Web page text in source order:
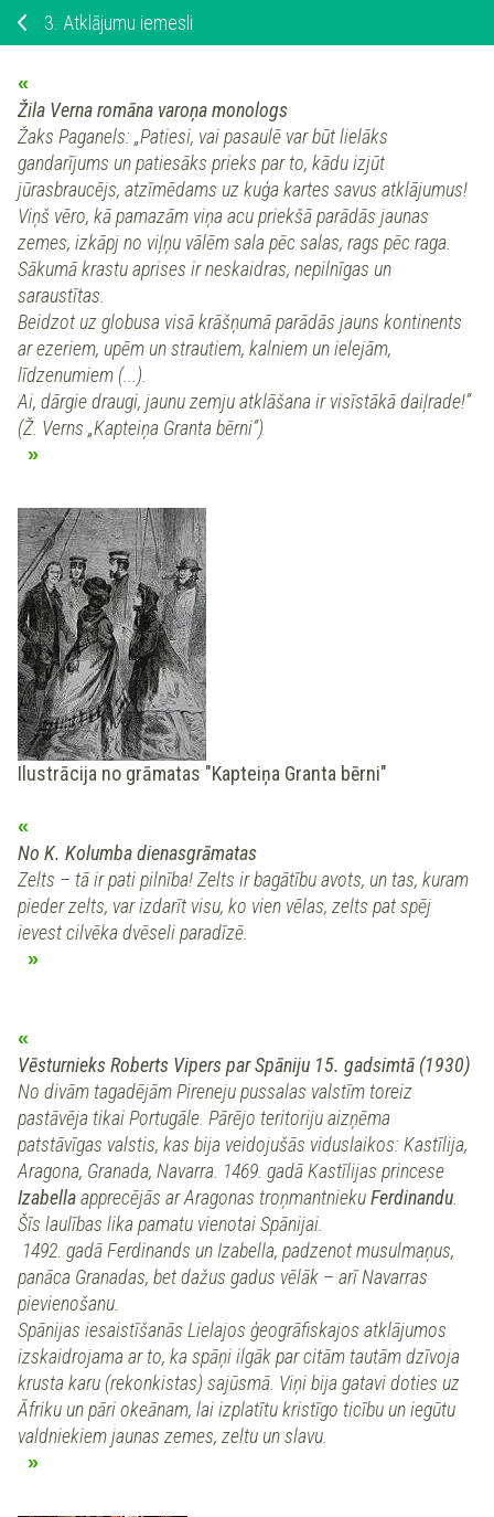
3. Atklājumu iemesli
Žila Verna romāna varoņa monologs
Žaks Paganels: „Patiesi, vai pasaulē var būt lielāks
gandarījums un patiesāks prieks par to, kādu izjūt
jūrasbraucējs, atzīmēdams uz kuģa kartes savus atklājumus!
Viņš vēro, kā pamazām viņa acu priekšā parādās jaunas
zemes, izkāpj no viļņu vālēm sala pēc salas, rags pēc raga.
Sākumā krastu aprises ir neskaidras, nepilnīgas un
saraustītas.
Beidzot uz globusa visā krāšņumā parādās jauns kontinents
ar ezeriem, upēm un strautiem, kalniem un ielejām,
līdzenumiem (...).
Ai, dārgie draugi, jaunu zemju atklāšana ir visīstākā daiļrade!”
(Ž. Verns „Kapteiņa Granta bērni”)
Ilustrācija no grāmatas "Kapteiņa Granta bērni"
No K. Kolumba dienasgrāmatas
Zelts – tā ir pati pilnība! Zelts ir bagātību avots, un tas, kuram
pieder zelts, var izdarīt visu, ko vien vēlas, zelts pat spēj
ievest cilvēka dvēseli paradīzē.
Vēsturnieks Roberts Vipers par Spāniju 15. gadsimtā (1930)
No divām tagadējām Pireneju pussalas valstīm toreiz
pastāvēja tikai Portugāle. Pārējo teritoriju aizņēma
patstāvīgas valstis, kas bija veidojušās viduslaikos: Kastīlija,
Aragona, Granada, Navarra. 1469. gadā Kastīlijas princese
Izabellaapprecējās ar Aragonas troņmantniekuFerdinandu.
Šīs laulības lika pamatu vienotai Spānijai.
1492. gadā Ferdinands un Izabella, padzenot musulmaņus,
panāca Granadas, bet dažus gadus vēlāk – arī Navarras
pievienošanu.
Spānijas iesaistīšanās Lielajos ģeogrāfiskajos atklājumos
izskaidrojama ar to, ka spāņi ilgāk par citām tautām dzīvoja
krusta karu (rekonkistas) sajūsmā. Viņi bija gatavi doties uz
Āfriku un pāri okeānam, lai izplatītu kristīgo ticību un iegūtu
valdniekiem jaunas zemes, zeltu un slavu.